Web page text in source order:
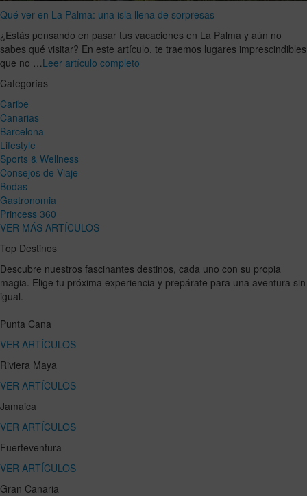
Qué ver en La Palma: una isla llena de sorpresas
¿Estás pensando en pasar tus vacaciones en La Palma y aún no
sabes qué visitar? En este artículo, te traemos lugares imprescindibles
que no …Leer artículo completo
Categorías
Caribe
Canarias
Barcelona
Lifestyle
Sports & Wellness
Consejos de Viaje
Bodas
Gastronomia
Princess 360
VER MÁS ARTÍCULOS
Top Destinos
Descubre nuestros fascinantes destinos, cada uno con su propia
magia. Elige tu próxima experiencia y prepárate para una aventura sin
igual.
Punta Cana
VER ARTÍCULOS
Riviera Maya
VER ARTÍCULOS
Jamaica
VER ARTÍCULOS
Fuerteventura
VER ARTÍCULOS
Gran Canaria